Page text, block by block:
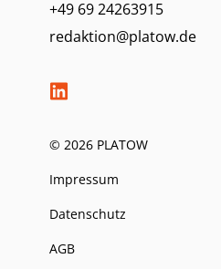
+49 69 24263915
redaktion@platow.de
© 2026 PLATOW
Impressum
Datenschutz
AGB